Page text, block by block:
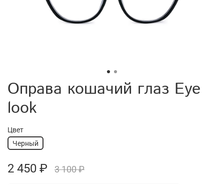
Оправа кошачий глаз Eye
look
Цвет
Черный
2 450 ₽ 3 100 ₽